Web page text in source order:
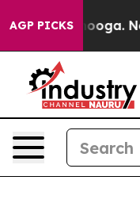
AGP PICKS